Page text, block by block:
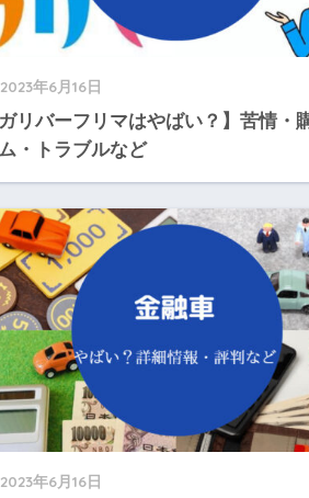
2023年6月16日
ガリバーフリマはやばい？】苦情・
・トラブルなど
2023年6月16日